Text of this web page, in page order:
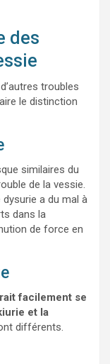
des
troubles
le distinction
similaires du
de la vessie.
a du mal à
dans la
de force en
facilement se
et la
différents.